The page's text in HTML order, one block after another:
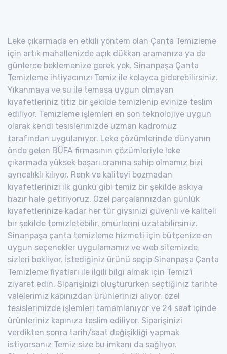
Leke çıkarmada en etkili yöntem olan Çanta Temizleme
için artık mahallenizde açık dükkan aramanıza ya da
günlerce beklemenize gerek yok. Sinanpaşa Çanta
Temizleme ihtiyacınızı Temiz ile kolayca giderebilirsiniz.
Yıkanmaya ve su ile temasa uygun olmayan
kıyafetleriniz titiz bir şekilde temizlenip evinize teslim
ediliyor. Temizleme işlemleri en son teknolojiye uygun
olarak kendi tesislerimizde uzman kadromuz
tarafından uygulanıyor. Leke çözümlerinde dünyanın
önde gelen BÜFA firmasının çözümleriyle leke
çıkarmada yüksek başarı oranına sahip olmamız bizi
ayrıcalıklı kılıyor. Renk ve kaliteyi bozmadan
kıyafetlerinizi ilk günkü gibi temiz bir şekilde askıya
hazır hale getiriyoruz. Özel parçalarınızdan günlük
kıyafetlerinize kadar her tür giysinizi güvenli ve kaliteli
bir şekilde temizletebilir, ömürlerini uzatabilirsiniz.
Sinanpaşa çanta temizleme hizmeti için bütçenize en
uygun seçenekler uygulamamız ve web sitemizde
sizleri bekliyor. İstediğiniz ürünü seçip Sinanpaşa Çanta
Temizleme fiyatları ile ilgili bilgi almak için Temiz'i
ziyaret edin. Siparişinizi oluştururken seçtiğiniz tarihte
valelerimiz kapınızdan ürünlerinizi alıyor, özel
tesislerimizde işlemleri tamamlanıyor ve 24 saat içinde
ürünleriniz kapınıza teslim ediliyor. Siparişinizi
verdikten sonra tarih/saat değişikliği yapmak
istiyorsanız Temiz size bu imkanı da sağlıyor.